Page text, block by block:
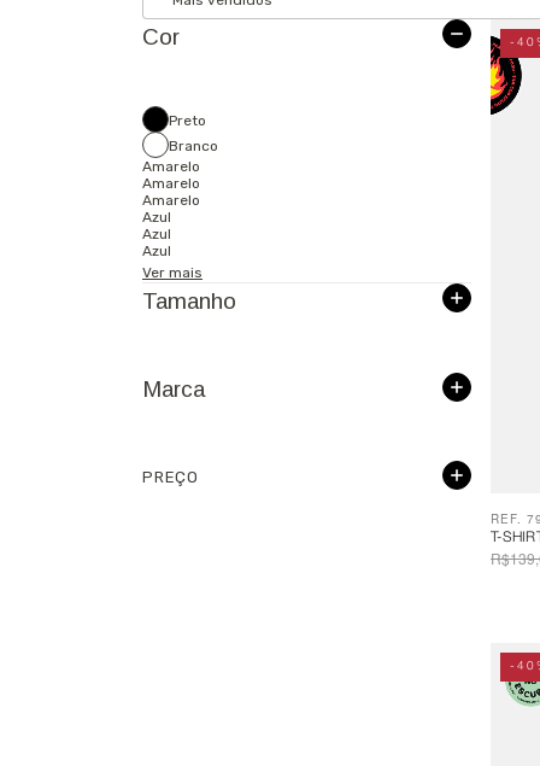
HOT
SALE
Cor
Preto
Branco
Amarelo
Amarelo
Amarelo
Azul
Azul
Azul
Ver mais
Tamanho
Marca
PREÇO
T-
REF.
-
-